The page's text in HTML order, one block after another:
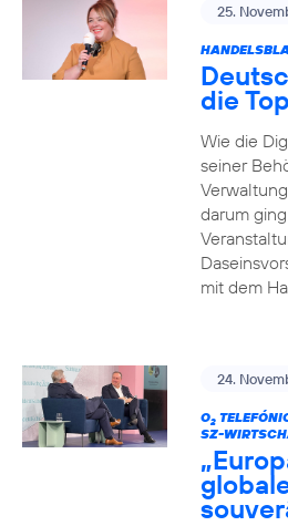
25.
die
Wie die
seiner
darum
mit dem
24.
O2
SZ-